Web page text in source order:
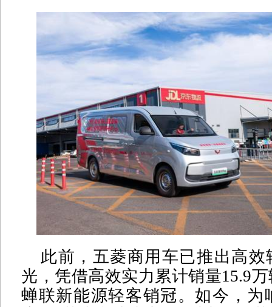
此前，五菱商用车已推出高
光，凭借高效实力累计销量15.9
蝉联新能源轻客销冠。如今，为